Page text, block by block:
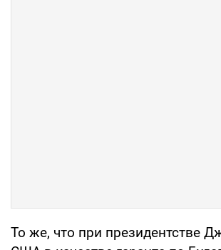
То же, что при президентстве